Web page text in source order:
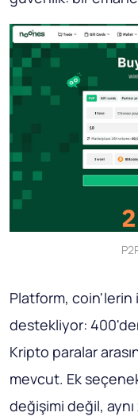
Platform,
destekliyor:
Kripto paralar
mevcut. Ek
değişimi değil,